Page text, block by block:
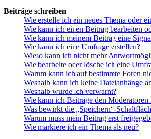
Beiträge schreiben
Wie erstelle ich ein neues Thema oder
Wie kann ich einen Beitrag bearbeiten
Wie kann ich meinem Beitrag eine
Wie kann ich eine Umfrage erstellen?
Wieso kann ich nicht mehr
Wie bearbeite oder lösche ich eine
Warum kann ich auf bestimmte Foren
Weshalb kann ich keine Dateianhänge
Weshalb wurde ich verwarnt?
Wie kann ich Beiträge den Moderatoren
Was bewirkt die „Speichern“-
Warum muss mein Beitrag erst
Wie markiere ich ein Thema als neu?